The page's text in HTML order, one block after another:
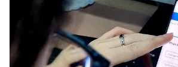
Tin thị trường Tin 360
Video